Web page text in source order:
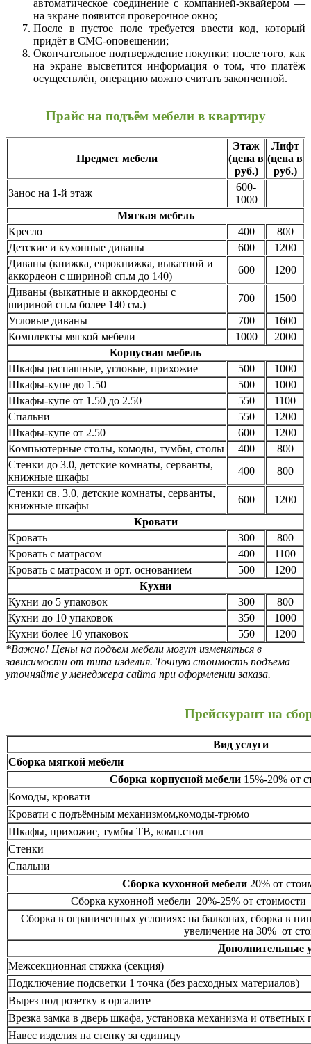
автоматическое соединение с компанией-эквайером —
на экране появится проверочное окно;
После в пустое поле требуется ввести код, который
придёт в СМС-оповещении;
Окончательное подтверждение покупки; после того, как
на экране высветится информация о том, что платёж
осуществлён, операцию можно считать законченной.
Прайс на подъём мебели в квартиру
Предмет мебели
Этаж
(цена в
руб.)
Лифт
(цена в
руб.)
Занос на 1-й этаж
600-
1000
Мягкая мебель
Кресло
400
800
Детские и кухонные диваны
600
1200
Диваны (книжка, еврокнижка, выкатной и
аккордеон с шириной сп.м до 140)
600
1200
Диваны (выкатные и аккордеоны с
шириной сп.м более 140 см.)
700
1500
Угловые диваны
700
1600
Комплекты мягкой мебели
1000
2000
Корпусная мебель
Шкафы распашные, угловые, прихожие
500
1000
Шкафы-купе до 1.50
500
1000
Шкафы-купе от 1.50 до 2.50
550
1100
Спальни
550
1200
Шкафы-купе от 2.50
600
1200
Компьютерные столы, комоды, тумбы, столы
400
800
Стенки до 3.0, детские комнаты, серванты,
книжные шкафы
400
800
Стенки св. 3.0, детские комнаты, серванты,
книжные шкафы
600
1200
Кровати
Кровать
300
800
Кровать с матрасом
400
1100
Кровать с матрасом и орт. основанием
500
1200
Кухни
Кухни до 5 упаковок
300
800
Кухни до 10 упаковок
350
1000
Кухни более 10 упаковок
550
1200
*Важно! Цены на подъем мебели могут изменяться в
зависимости от типа изделия. Точную стоимость подъема
уточняйте у менеджера сайта при оформлении заказа.
Прейскурант на
Вид услуги
Сборка мягкой мебели
Сборка корпусной мебели15%-20% от
Комоды, кровати
Кровати с подъёмным механизмом,комоды-трюмо
Шкафы, прихожие, тумбы ТВ, комп.стол
Стенки
Спальни
Сборка кухонной мебели20% от
Сборка кухонной мебели 20%-25% от стоимости
Сборка в ограниченных условиях: на балконах, сборка в
увеличение на 30% от
Дополнительные
Межсекционная стяжка (секция)
Подключение подсветки 1 точка (без расходных материалов)
Вырез под розетку в оргалите
Врезка замка в дверь шкафа, установка механизма и ответных
Навес изделия на стенку за единицу